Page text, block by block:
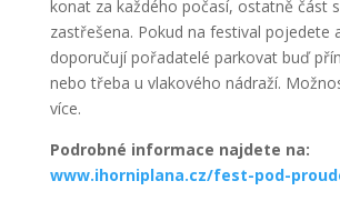
konat za každého počasí, ostatně část
zastřešena. Pokud na festival pojedete
doporučují pořadatelé parkovat buď
nebo třeba u vlakového nádraží.
více.
Podrobné informace najdete na:
www.ihorniplana.cz/fest-pod-